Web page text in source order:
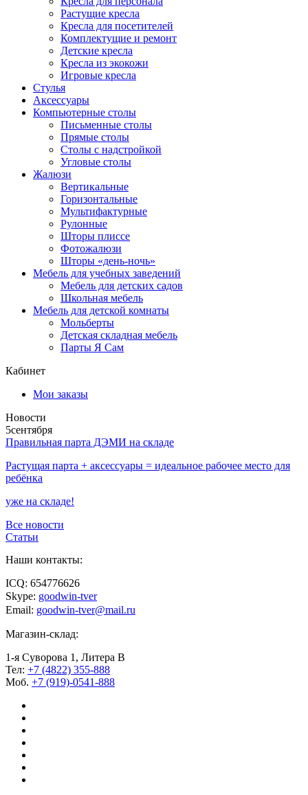
Растущие кресла
Кресла для посетителей
Комплектущие и ремонт
Детские кресла
Кресла из экокожи
Игровые кресла
Стулья
Аксессуары
Компьютерные столы
Письменные столы
Прямые столы
Столы с надстройкой
Угловые столы
Жалюзи
Вертикальные
Горизонтальные
Мультифактурные
Рулонные
Шторы плиссе
Фотожалюзи
Шторы «день-ночь»
Мебель для учебных заведений
Мебель для детских садов
Школьная мебель
Мебель для детской комнаты
Мольберты
Детская складная мебель
Парты Я Сам
Кабинет
Мои заказы
Новости
5сентября
Правильная парта ДЭМИ на складе
Растущая парта + аксессуары = идеальное рабочее место для
ребёнка
уже на складе!
Все новости
Статьи
Наши контакты:
ICQ: 654776626
Skype: goodwin-tver
Email: goodwin-tver@mail.ru
Магазин-склад:
1-я Суворова 1, Литера В
Тел: +7 (4822) 355-888
Моб. +7 (919)-0541-888